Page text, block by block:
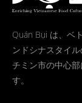
Quán Bụi は、ベ
ンドシナスタイ
チミン市の中心
す。